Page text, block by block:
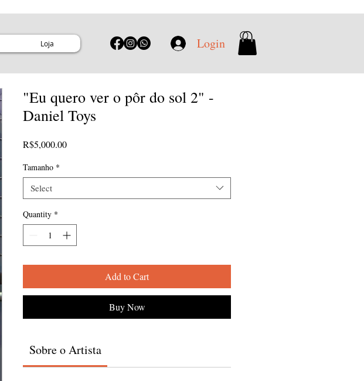
Loja Login
"Eu quero ver o pôr do sol 2" -
Daniel Toys
R$5,000.00Price
Tamanho *
Select
Quantity *
Add to Cart
Buy Now
Sobre o Artista